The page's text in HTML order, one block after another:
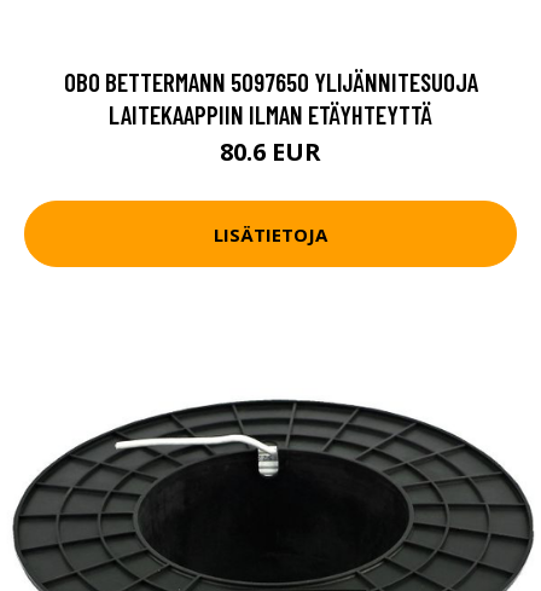
OBO BETTERMANN 5097650 YLIJÄNNITESUOJA
LAITEKAAPPIIN ILMAN ETÄYHTEYTTÄ
80.6 EUR
LISÄTIETOJA